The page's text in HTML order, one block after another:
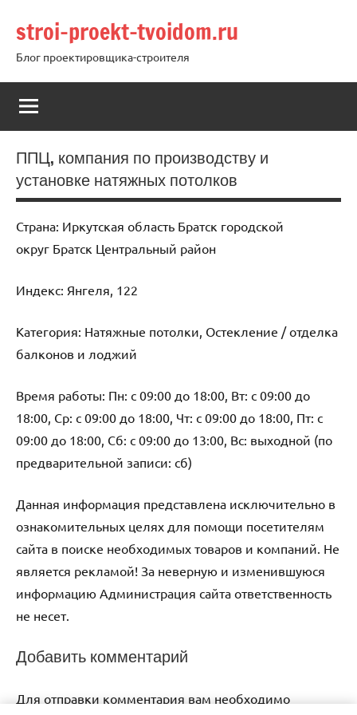
содержимому
stroi-proekt-tvoidom.ru
Блог проектировщика-строителя
ППЦ, компания по производству и
установке натяжных потолков
Страна: Иркутская область Братск городской
округ Братск Центральный район
Индекс: Янгеля, 122
Категория: Натяжные потолки, Остекление / отделка
балконов и лоджий
Время работы: Пн: с 09:00 до 18:00, Вт: с 09:00 до
18:00, Ср: с 09:00 до 18:00, Чт: с 09:00 до 18:00, Пт: с
09:00 до 18:00, Сб: с 09:00 до 13:00, Вс: выходной (по
предварительной записи: сб)
Данная информация представлена исключительно в
ознакомительных целях для помощи посетителям
сайта в поиске необходимых товаров и компаний. Не
является рекламой! За неверную и изменившуюся
информацию Администрация сайта ответственность
не несет.
Добавить комментарий
Для отправки комментария вам необходимо